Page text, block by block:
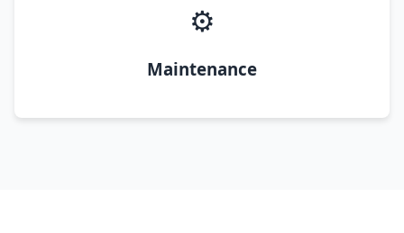
⚙️
Maintenance